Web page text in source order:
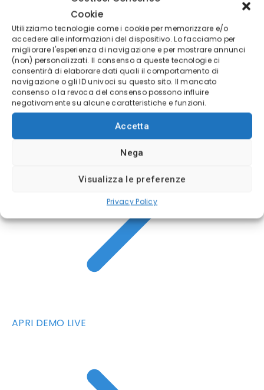
Cookie
Utilizziamo tecnologie come i cookie per memorizzare e/o
accedere alle informazioni del dispositivo. Lo facciamo per
migliorare l'esperienza di navigazione e per mostrare annunci
(non) personalizzati. Il consenso a queste tecnologie ci
consentirà di elaborare dati quali il comportamento di
navigazione o gli ID univoci su questo sito. Il mancato
consenso o la revoca del consenso possono influire
negativamente su alcune caratteristiche e funzioni.
Accetta
Nega
Visualizza le preferenze
Privacy Policy
✓Sicurezza Gruppo Bancario Svizzero
Deposito minimo 100$
Broker regolamentato
APRI DEMO LIVE